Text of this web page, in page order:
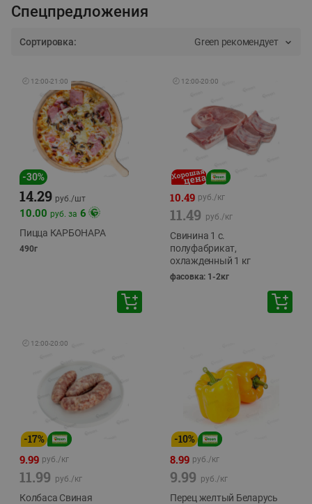
Спецпредложения
Сортировка: Green рекомендует
🕘 12:00-21:00
-30%
14.29 руб./шт
10.00 руб. за 6
Пицца КАРБОНАРА
490г
🕘 12:00-20:00
10.49 руб./кг
11.49 руб./кг
Свинина 1 с.
полуфабрикат,
охлажденный 1 кг
фасовка: 1-2кг
🕘 12:00-20:00
-17%
9.99 руб./кг
11.99 руб./кг
Колбаса Свиная
-10%
8.99 руб./кг
9.99 руб./кг
Перец желтый Беларусь